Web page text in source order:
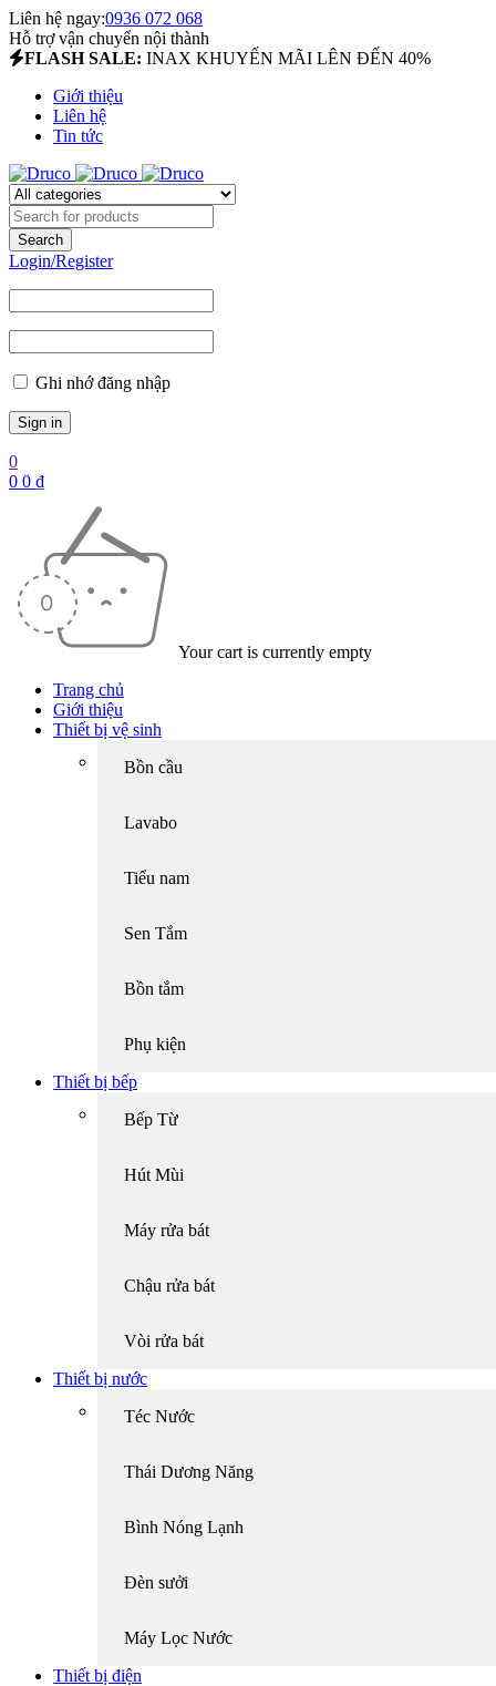
Liên hệ ngay:0936 072 068
Hỗ trợ vận chuyển nội thành
FLASH SALE: INAX KHUYẾN MÃI LÊN ĐẾN 40%
Giới thiệu
Liên hệ
Tin tức
Login/Register
Ghi nhớ đăng nhập
0
0 0 ₫
Your cart is currently empty
Trang chủ
Giới thiệu
Thiết bị vệ sinh
Bồn cầu
Lavabo
Tiểu nam
Sen Tắm
Bồn tắm
Phụ kiện
Thiết bị bếp
Bếp Từ
Hút Mùi
Máy rửa bát
Chậu rửa bát
Vòi rửa bát
Thiết bị nước
Téc Nước
Thái Dương Năng
Bình Nóng Lạnh
Đèn sưởi
Máy Lọc Nước
Thiết bị điện